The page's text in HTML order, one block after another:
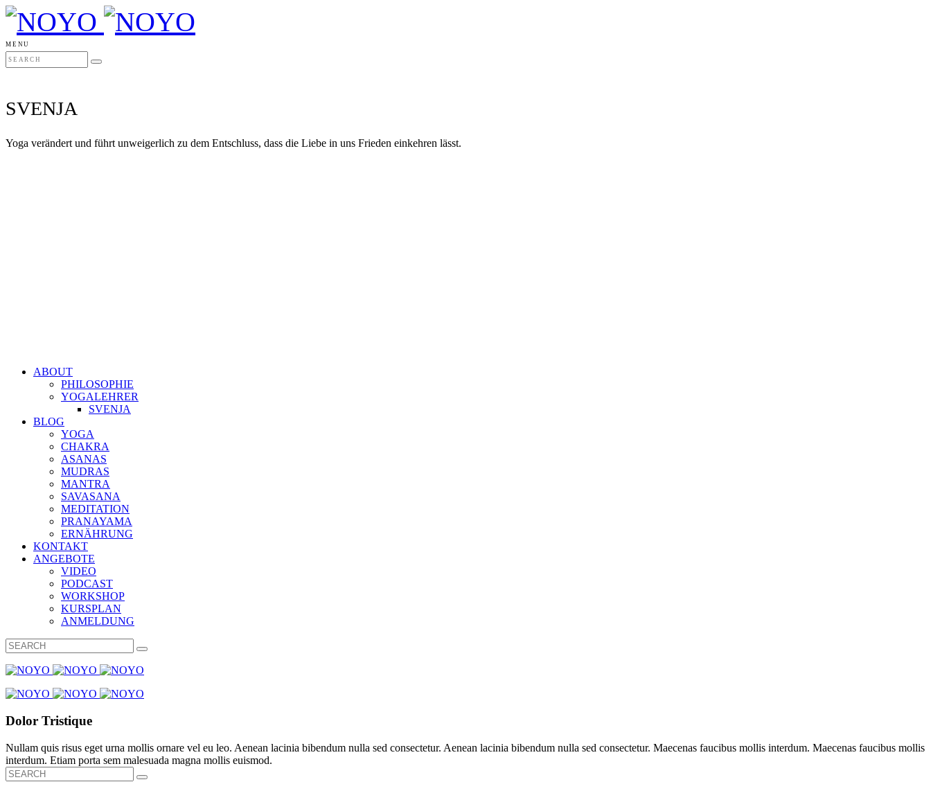
MENU
SVENJA
Yoga verändert und führt unweigerlich zu dem Entschluss, dass die Liebe in uns Frieden einkehren lässt.
ABOUT
PHILOSOPHIE
YOGALEHRER
SVENJA
BLOG
YOGA
CHAKRA
ASANAS
MUDRAS
MANTRA
SAVASANA
MEDITATION
PRANAYAMA
ERNÄHRUNG
KONTAKT
ANGEBOTE
VIDEO
PODCAST
WORKSHOP
KURSPLAN
ANMELDUNG
Dolor Tristique
Nullam quis risus eget urna mollis ornare vel eu leo. Aenean lacinia bibendum nulla sed consectetur. Aenean lacinia bibendum nulla sed consectetur. Maecenas faucibus mollis interdum. Maecenas faucibus mollis
interdum. Etiam porta sem malesuada magna mollis euismod.